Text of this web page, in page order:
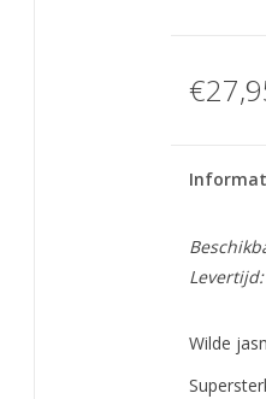
Levertijd:
Wilde